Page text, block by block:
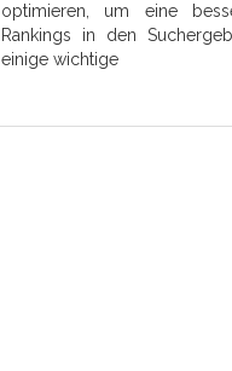
optimieren, um eine
Rankings in den
einige wichtige